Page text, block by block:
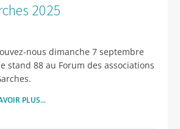
2025
nous dimanche 7 septembre
stand 88 au Forum des associations
PLUS...